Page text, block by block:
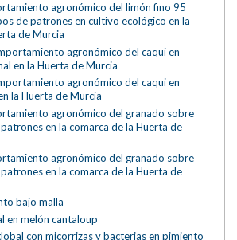
agronómico del limón fino 95
de patrones en cultivo ecológico en la
de Murcia
agronómico del caqui en
en la Huerta de Murcia
agronómico del caqui en
la Huerta de Murcia
agronómico del granado sobre
en la comarca de la Huerta de
agronómico del granado sobre
en la comarca de la Huerta de
bajo malla
en melón cantaloup
con micorrizas y bacterias en pimiento